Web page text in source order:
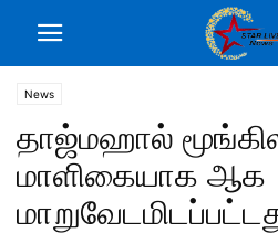
News
தாஜ்மஹால்
மாளிகையாக ஆக